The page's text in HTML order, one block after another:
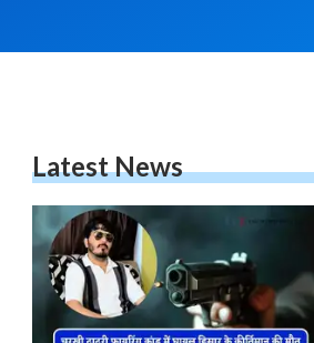
Latest News